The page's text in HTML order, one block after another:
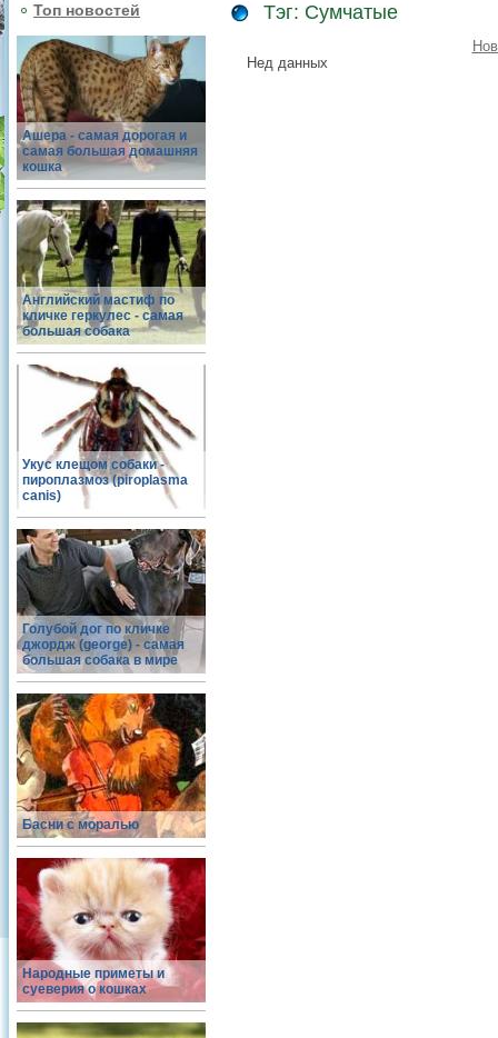
Топ новостей
Ашера - самая дорогая и
самая большая домашняя
кошка
Английский мастиф по
кличке геркулес - самая
большая собака
Укус клещом собаки -
пироплазмоз (piroplasma
canis)
Голубой дог по кличке
джордж (george) - самая
большая собака в мире
Басни с моралью
Народные приметы и
суеверия о кошках
Тэг: Сумчатые
Нед данных